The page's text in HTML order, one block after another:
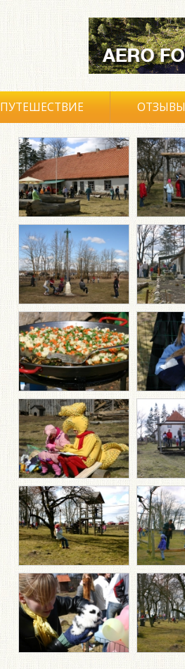
ПУТЕШЕСТВИЕ ОТЗЫВЫ